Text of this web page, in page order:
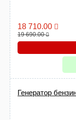
18 710.00
19 690.00
Генератор